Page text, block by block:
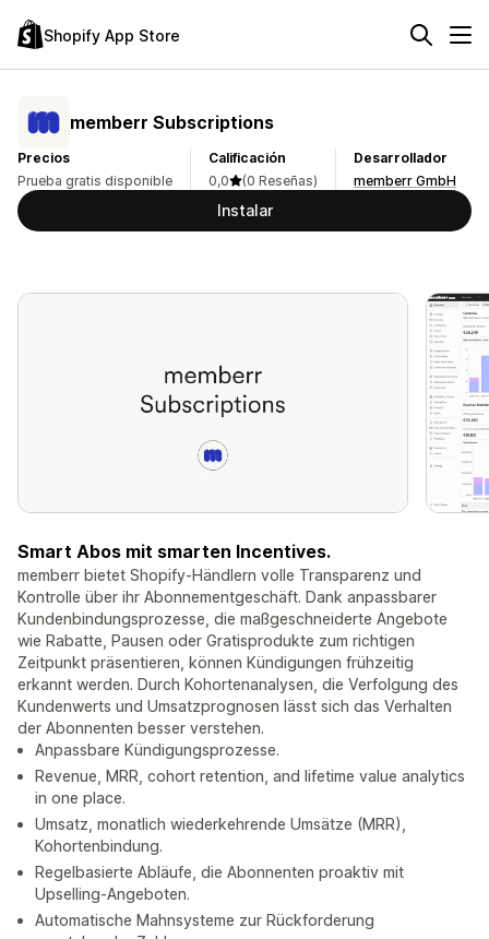
Shopify App Store
memberr Subscriptions
Precios
Prueba gratis disponible
Calificación
0,0
(0 Reseñas)
Desarrollador
memberr GmbH
Instalar
Smart Abos mit smarten Incentives.
memberr bietet Shopify-Händlern volle Transparenz und
Kontrolle über ihr Abonnementgeschäft. Dank anpassbarer
Kundenbindungsprozesse, die maßgeschneiderte Angebote
wie Rabatte, Pausen oder Gratisprodukte zum richtigen
Zeitpunkt präsentieren, können Kündigungen frühzeitig
erkannt werden. Durch Kohortenanalysen, die Verfolgung des
Kundenwerts und Umsatzprognosen lässt sich das Verhalten
der Abonnenten besser verstehen.
Anpassbare Kündigungsprozesse.
Revenue, MRR, cohort retention, and lifetime value analytics
in one place.
Umsatz, monatlich wiederkehrende Umsätze (MRR),
Kohortenbindung.
Regelbasierte Abläufe, die Abonnenten proaktiv mit
Upselling-Angeboten.
Automatische Mahnsysteme zur Rückforderung